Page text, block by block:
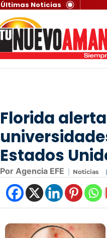
Últimas Noticias
Florida
Estados
Por Agencia EFE Noticias |